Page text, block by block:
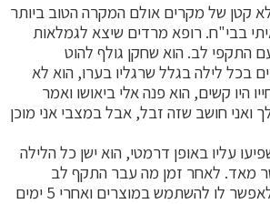
קטן של מקרים אולם המקרה הטוב ביותר
בבי"ח. רופא מרדים שיצא לגמלאות
התקפי לב. הוא שחקן גולף להוט
בכל לילה בגלל שרגליו בערו, הוא לא
היו קשים, הוא פנה אלי ביאושו ואמר
חושב שזה זבל, אבל במצבי אני מוכן
עליו באופן דרמטי, הוא ישן כל הלילה
מאד. לאחר זמן מה עבר התקף לב
ואושפז בבי"ח, סרבו לאפשר לו להשתמש במוצרים ואחרי 5 ימים